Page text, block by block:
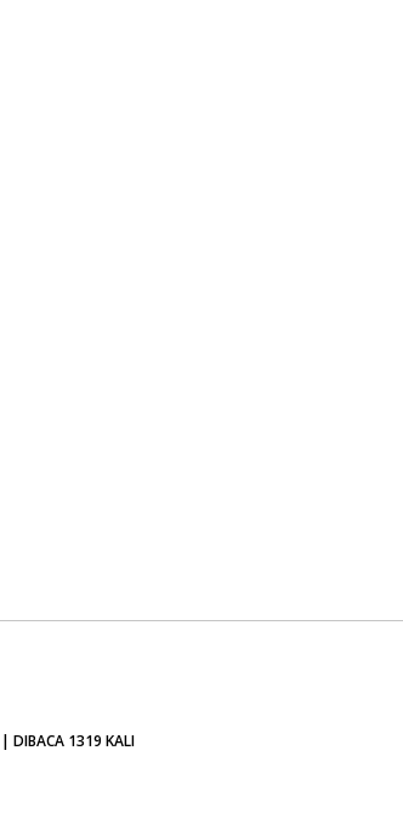
| DIBACA 1319 KALI